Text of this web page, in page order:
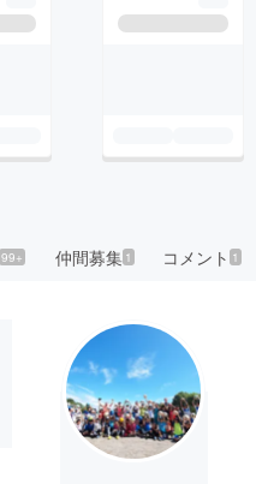
99+ 仲間募集 1 コメント 1